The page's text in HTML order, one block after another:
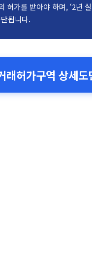
허가를 받아야 하며, ‘2년
됩니다.
허가구역 상세도